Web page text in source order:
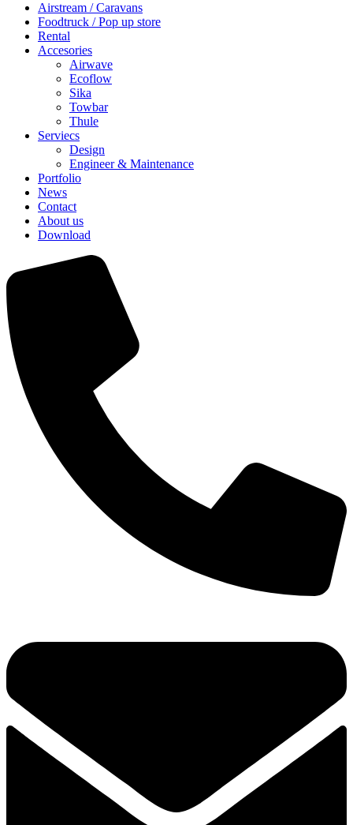
Airstream / Caravans
Foodtruck / Pop up store
Rental
Accesories
Airwave
Ecoflow
Sika
Towbar
Thule
Serviecs
Design
Engineer & Maintenance
Portfolio
News
Contact
About us
Download